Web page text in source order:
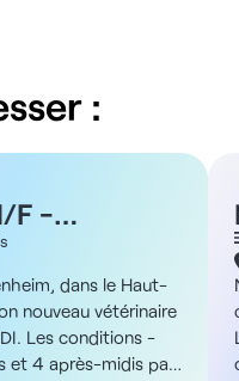
:
F -
dans le Haut-
nouveau vétérinaire
Les conditions -
et 4 après-midis par